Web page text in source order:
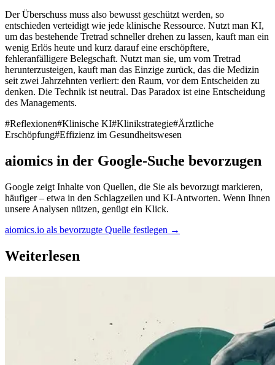
Der Überschuss muss also bewusst geschützt werden, so
entschieden verteidigt wie jede klinische Ressource. Nutzt man KI,
um das bestehende Tretrad schneller drehen zu lassen, kauft man ein
wenig Erlös heute und kurz darauf eine erschöpftere,
fehleranfälligere Belegschaft. Nutzt man sie, um vom Tretrad
herunterzusteigen, kauft man das Einzige zurück, das die Medizin
seit zwei Jahrzehnten verliert: den Raum, vor dem Entscheiden zu
denken. Die Technik ist neutral. Das Paradox ist eine Entscheidung
des Managements.
#Reflexionen#Klinische KI#Klinikstrategie#Ärztliche
Erschöpfung#Effizienz im Gesundheitswesen
aiomics in der Google-Suche bevorzugen
Google zeigt Inhalte von Quellen, die Sie als bevorzugt markieren,
häufiger – etwa in den Schlagzeilen und KI-Antworten. Wenn Ihnen
unsere Analysen nützen, genügt ein Klick.
aiomics.io als bevorzugte Quelle festlegen →
Weiterlesen